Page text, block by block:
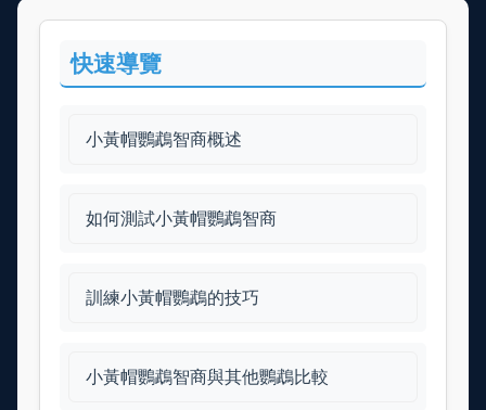
快速導覽
小黃帽鸚鵡智商概述
如何測試小黃帽鸚鵡智商
訓練小黃帽鸚鵡的技巧
小黃帽鸚鵡智商與其他鸚鵡比較